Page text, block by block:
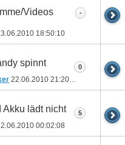
Videos
18:50:10
-
spinnt
22.06.2010 21:20:37
0
Akku lädt nicht
00:02:08
5